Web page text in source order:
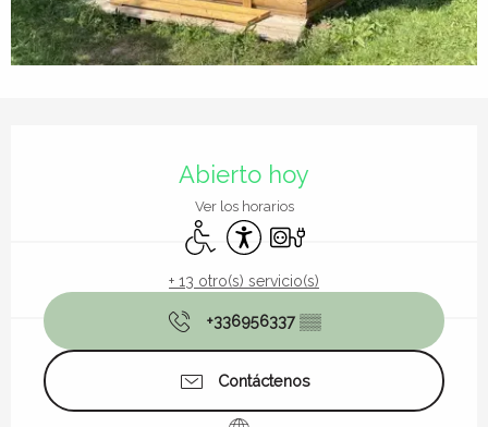
Abierto hoy
Ver los horarios
Acceso para minusválidos
Accesibilidad
Conexiones eléctricas
+ 13 otro(s) servicio(s)
+336956337 ▒▒
Contáctenos